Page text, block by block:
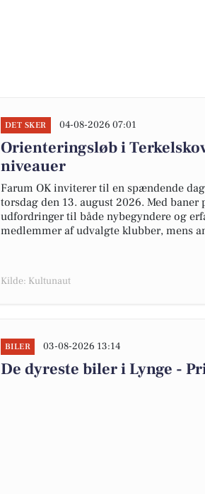
DET SKER 04-08-2026 07:01
Orienteringsløb i
niveauer
Farum OK inviterer til en spændende
torsdag den 13. august 2026. Med
udfordringer til både nybegyndere og
medlemmer af udvalgte klubber, mens
Kilde: Kultunaut
BILER 03-08-2026 13:14
De dyreste biler i Lynge -